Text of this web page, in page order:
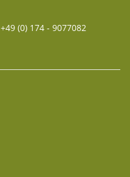
+49 (0) 174 - 9077082